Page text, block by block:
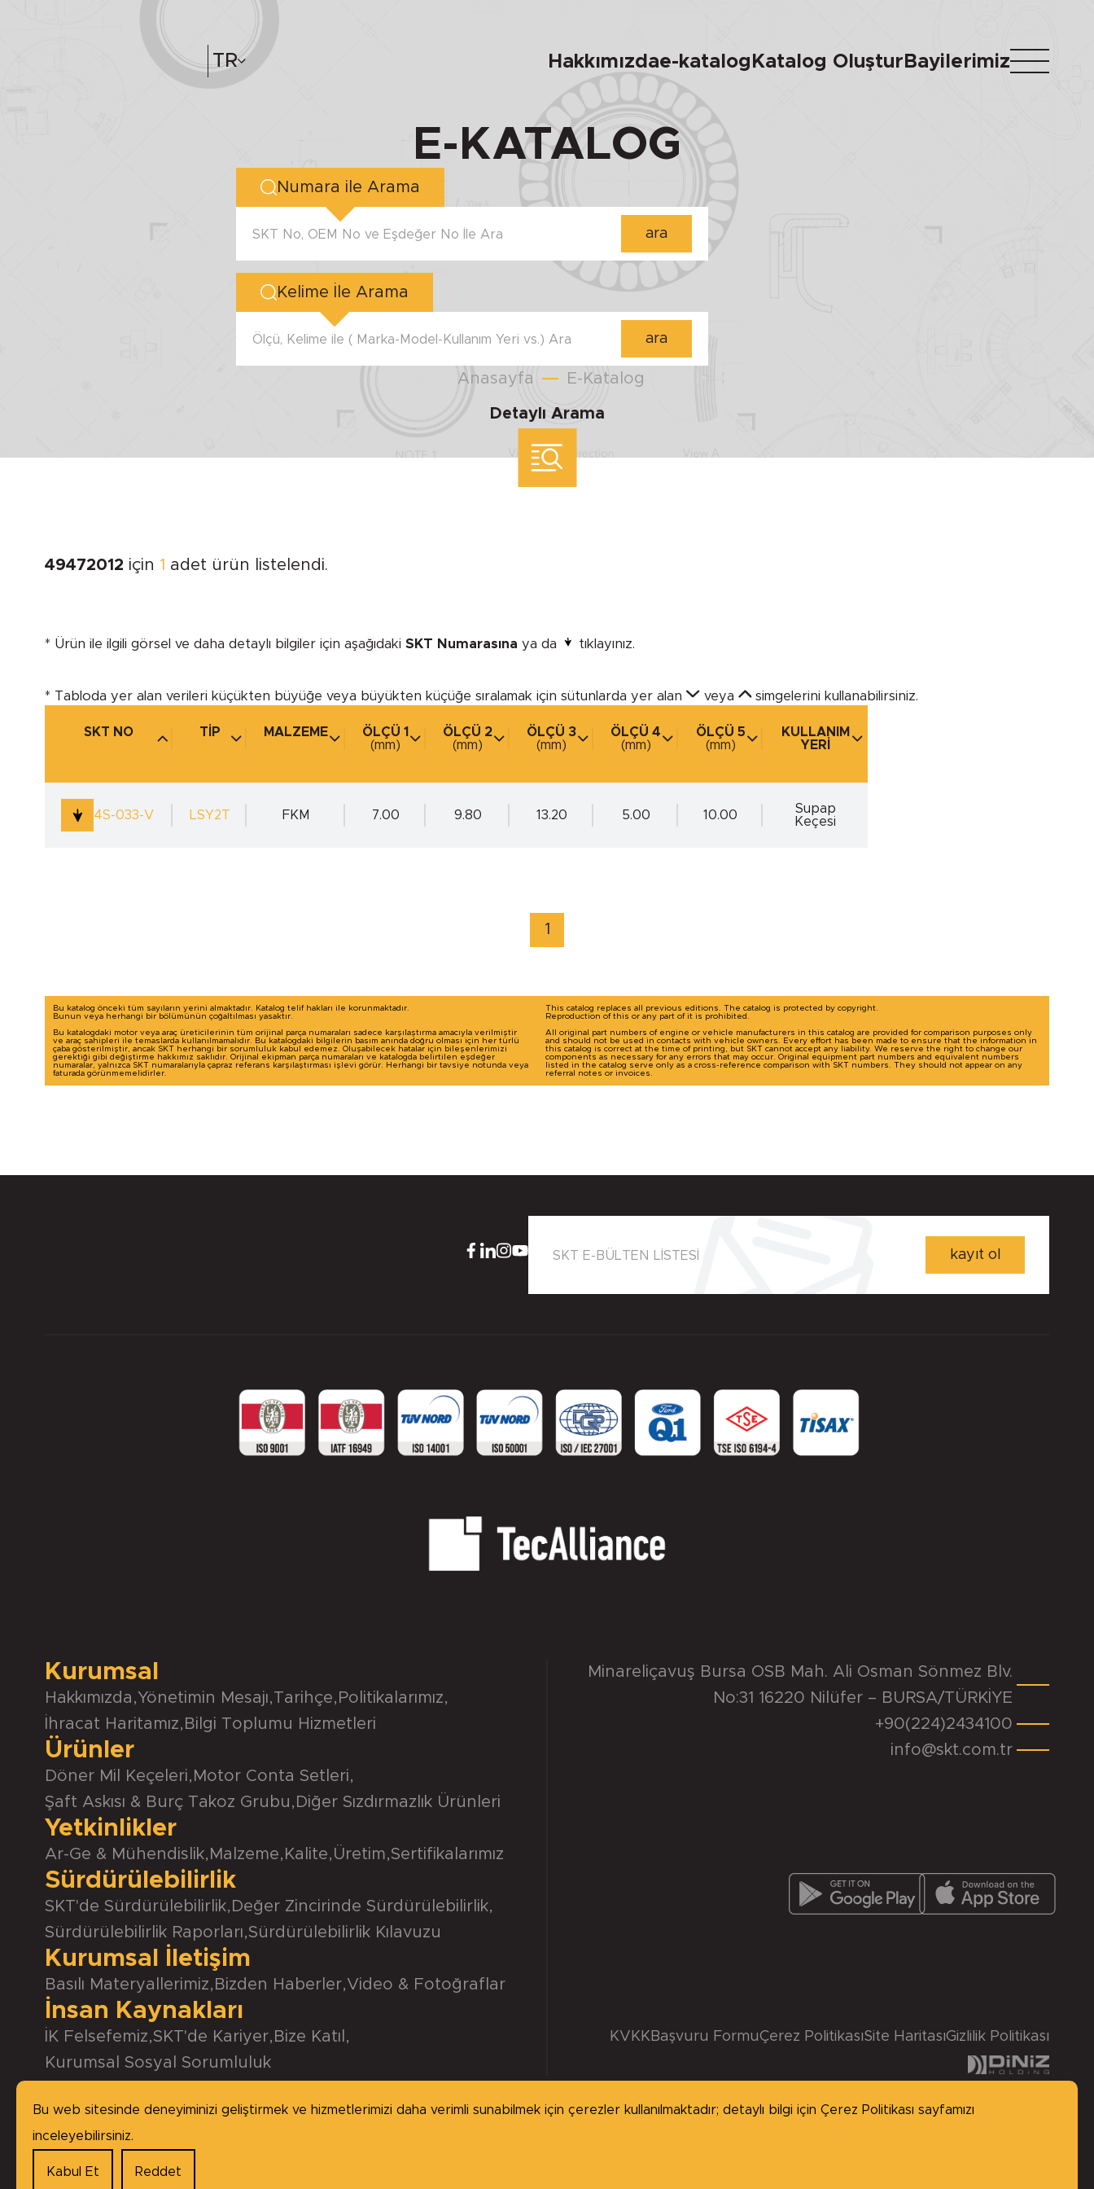
TR Hakkımızdae-katalog Katalog Oluştur Bayilerimiz
E-KATALOG
Numara ile Arama
SKT No, OEM No ve Eşdeğer No İle Ara ara
Kelime İle Arama
Ölçü, Kelime ile ( Marka-Model-Kullanım Yeri vs.) Ara ara
Anasayfa E-Katalog
Detaylı Arama
marka / model ile arama yap
49472012 için 1 adet ürün listelendi.
* Ürün ile ilgili görsel ve daha detaylı bilgiler için aşağıdaki SKT Numarasına ya da tıklayınız.
* Tabloda yer alan verileri küçükten büyüğe veya büyükten küçüğe sıralamak için sütunlarda yer alan veya simgelerini kullanabilirsiniz.
SKT NO TİP MALZEME
ÖLÇÜ 1
(mm)
ÖLÇÜ 2
(mm)
ÖLÇÜ 3
(mm)
ÖLÇÜ 4
(mm)
ÖLÇÜ 5
(mm)
KULLANIM
YERİ
4S-033-V
LSY2T FKM 7.00 9.80 13.20 5.00 10.00
Supap
Keçesi
1
Bu katalog önceki tüm sayıların yerini almaktadır. Katalog telif hakları ile korunmaktadır.
Bunun veya herhangi bir bölümünün çoğaltılması yasaktır.
Bu katalogdaki motor veya araç üreticilerinin tüm orijinal parça numaraları sadece karşılaştırma amacıyla verilmiştir
ve araç sahipleri ile temaslarda kullanılmamalıdır. Bu katalogdaki bilgilerin basım anında doğru olması için her türlü
çaba gösterilmiştir, ancak SKT herhangi bir sorumluluk kabul edemez. Oluşabilecek hatalar için bileşenlerimizi
gerektiği gibi değiştirme hakkımız saklıdır. Orijinal ekipman parça numaraları ve katalogda belirtilen eşdeğer
numaralar, yalnızca SKT numaralarıyla çapraz referans karşılaştırması işlevi görür. Herhangi bir tavsiye notunda veya
faturada görünmemelidirler.
This catalog replaces all previous editions. The catalog is protected by copyright.
Reproduction of this or any part of it is prohibited.
All original part numbers of engine or vehicle manufacturers in this catalog are provided for comparison purposes only
and should not be used in contacts with vehicle owners. Every effort has been made to ensure that the information in
this catalog is correct at the time of printing, but SKT cannot accept any liability. We reserve the right to change our
components as necessary for any errors that may occur. Original equipment part numbers and equivalent numbers
listed in the catalog serve only as a cross-reference comparison with SKT numbers. They should not appear on any
referral notes or invoices.
SKT E-BÜLTEN LİSTESİ kayıt ol
Kurumsal
Hakkımızda ,Yönetimin Mesajı,Tarihçe, Politikalarımız,
İhracat Haritamız, Bilgi Toplumu Hizmetleri
Ürünler
Döner Mil Keçeleri, Motor Conta Setleri,
Şaft Askısı & Burç Takoz Grubu , Diğer Sızdırmazlık Ürünleri
Yetkinlikler
Ar-Ge & Mühendislik, Malzeme, Kalite, Üretim,Sertifikalarımız
Sürdürülebilirlik
SKT'de Sürdürülebilirlik, Değer Zincirinde Sürdürülebilirlik,
Sürdürülebilirlik Raporları,Sürdürülebilirlik Kılavuzu
Kurumsal İletişim
Basılı Materyallerimiz, Bizden Haberler,Video & Fotoğraflar
İnsan Kaynakları
İK Felsefemiz,SKT'de Kariyer, Bize Katıl ,
Kurumsal Sosyal Sorumluluk
Minareliçavuş Bursa OSB Mah. Ali Osman Sönmez Blv.
No:31 16220 Nilüfer – BURSA/TÜRKİYE
+90(224)2434100
info@skt.com.tr
KVKK Başvuru FormuÇerez PolitikasıSite HaritasıGizlilik Politikası
Copyright © 2026 SKT Yağ Keçeleri, tüm hakları saklıdır.
Bu web sitesinde deneyiminizi geliştirmek ve hizmetlerimizi daha verimli sunabilmek için çerezler kullanılmaktadır; detaylı bilgi için Çerez Politikası sayfamızı
inceleyebilirsiniz.
Kabul Et Reddet